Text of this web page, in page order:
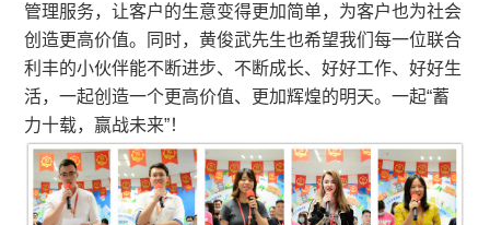
管理服务，让客户的生意变得更加简单，为客户也为社会
创造更高价值。同时，黄俊武先生也希望我们每一位联合
利丰的小伙伴能不断进步、不断成长、好好工作、好好生
活，一起创造一个更高价值、更加辉煌的明天。一起“蓄
力十载，赢战未来”！